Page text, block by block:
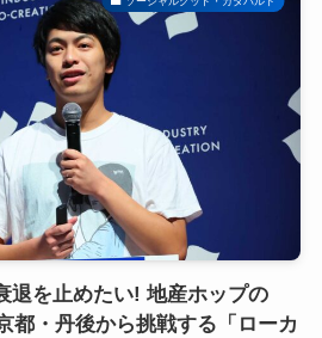
退を止めたい! 地産ホップの
都・丹後から挑戦する「ローカ